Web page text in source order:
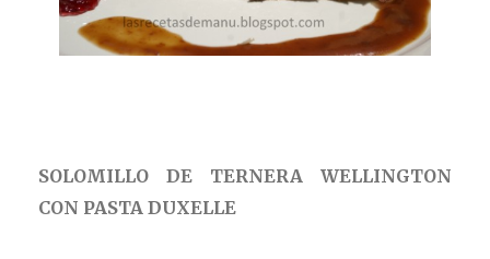
SOLOMILLO DE TERNERA WELLINGTON
CON PASTA DUXELLE